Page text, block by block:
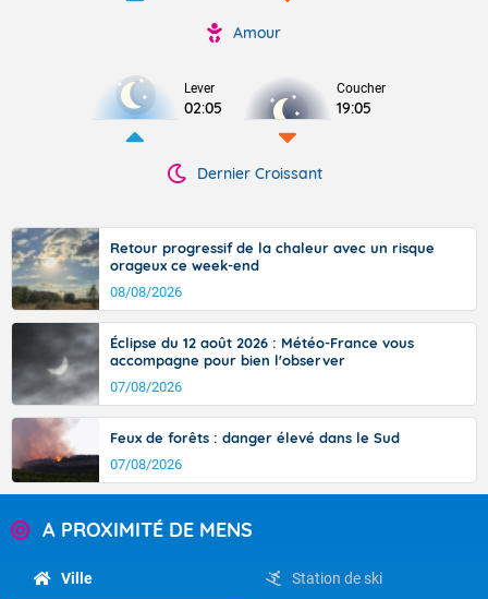
Amour
Lever
02:05
Coucher
19:05
Dernier Croissant
Retour progressif de la chaleur avec un risque
orageux ce week-end
08/08/2026
Éclipse du 12 août 2026 : Météo-France vous
accompagne pour bien l'observer
07/08/2026
Feux de forêts : danger élevé dans le Sud
07/08/2026
A PROXIMITÉ DE MENS
Ville Station de ski